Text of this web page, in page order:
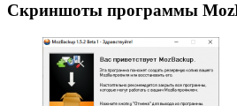
Скриншоты программы